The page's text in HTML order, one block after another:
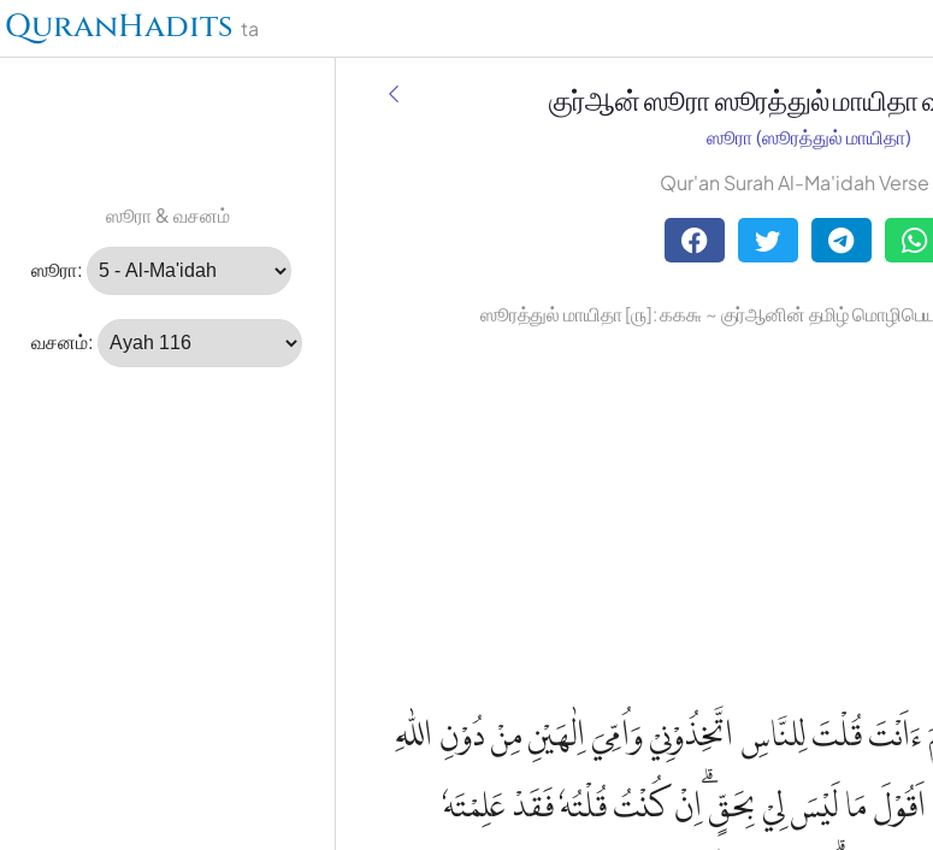
QuranHadits ta
ஸூரா & வசனம்
ஸூரா:
வசனம்:
குர்ஆன் ஸூரா ஸூரத்துல்
ஸூரா (ஸூரத்துல் மாயிதா)
Qur'an Surah Al-Ma'idah Verse
ஸூரத்துல் மாயிதா [௫]: ௧௧௬ ~ குர்ஆனின் தமிழ்
ءَاَنْتَ قُلْتَ لِلنَّاسِ اتَّخِذُوْنِيْ وَاُمِّيَ اِلٰهَيْنِ مِنْ دُوْنِ اللّٰهِ
مَا لَيْسَ لِيْ بِحَقٍّ ۗاِنْ كُنْتُ قُلْتُهٗ فَقَدْ عَلِمْتَهٗ